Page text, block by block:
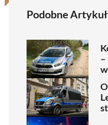
Podobne
–